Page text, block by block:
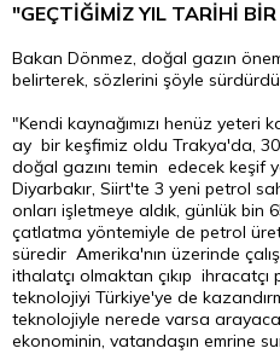
"GEÇTİĞİMİZ YIL TARİHİ BİR
Bakan Dönmez, doğal gazın
belirterek, sözlerini şöyle
"Kendi kaynağımızı henüz yeteri
ay bir keşfimiz oldu Trakya'da,
doğal gazını temin edecek keşif
Diyarbakır, Siirt'te 3 yeni petrol
onları işletmeye aldık, günlük
çatlatma yöntemiyle de petrol
süredir Amerika'nın üzerinde
ithalatçı olmaktan çıkıp
teknolojiyi Türkiye'ye de
teknolojiyle nerede varsa
ekonominin, vatandaşın emrine